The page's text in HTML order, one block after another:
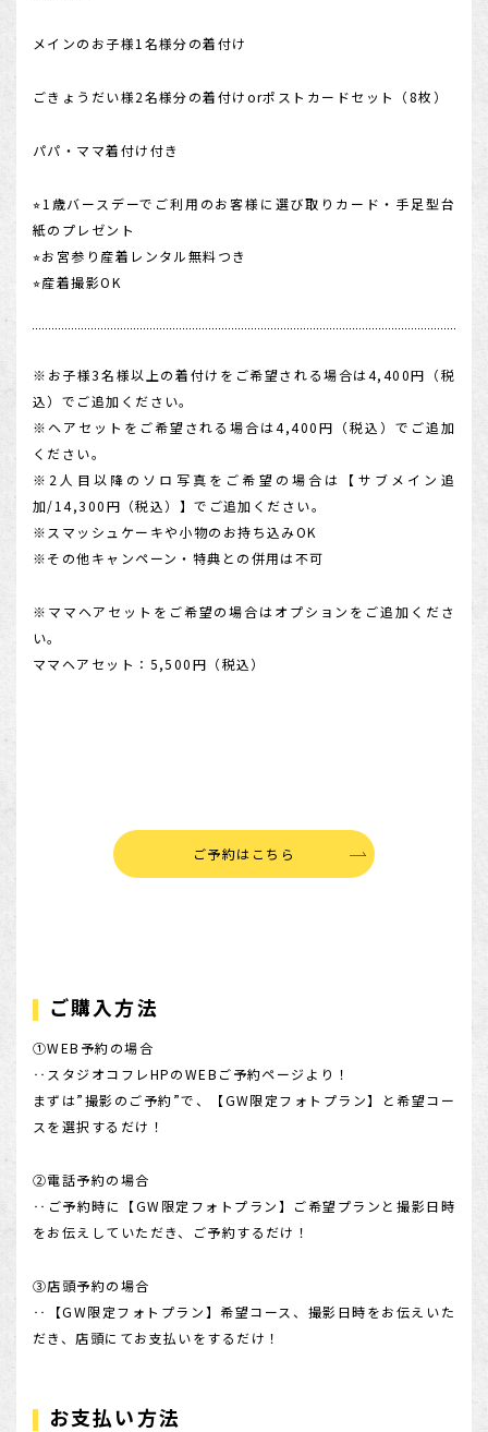
メインのお子様1名様分の着付け
ごきょうだい様2名様分の着付けorポストカードセット（8枚）
パパ・ママ着付け付き
⭐︎1歳バースデーでご利用のお客様に選び取りカード・手足型台
紙のプレゼント
⭐︎お宮参り産着レンタル無料つき
⭐︎産着撮影OK
※お子様3名様以上の着付けをご希望される場合は4,400円（税
込）でご追加ください。
※ヘアセットをご希望される場合は4,400円（税込）でご追加
ください。
※2人目以降のソロ写真をご希望の場合は【サブメイン追
加/14,300円（税込）】でご追加ください。
※スマッシュケーキや小物のお持ち込みOK
※その他キャンペーン・特典との併用は不可
※ママヘアセットをご希望の場合はオプションをご追加くださ
い。
ママヘアセット：5,500円（税込）
ご予約はこちら
ご購入方法
①WEB予約の場合
‥スタジオコフレHPのWEBご予約ページより！
まずは”撮影のご予約”で、【GW限定フォトプラン】と希望コー
スを選択するだけ！
②電話予約の場合
‥ご予約時に【GW限定フォトプラン】ご希望プランと撮影日時
をお伝えしていただき、ご予約するだけ！
③店頭予約の場合
‥【GW限定フォトプラン】希望コース、撮影日時をお伝えいた
だき、店頭にてお支払いをするだけ！
お支払い方法